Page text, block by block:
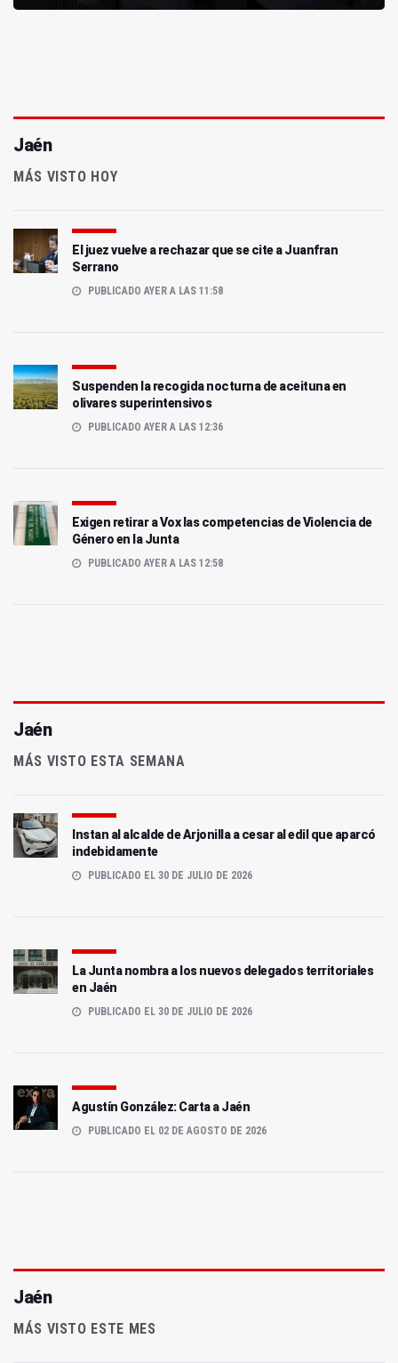
Jaén
MÁS VISTO HOY
El juez vuelve a rechazar que se cite a Juanfran
Serrano
PUBLICADO AYER A LAS 11:58
Suspenden la recogida nocturna de aceituna en
olivares superintensivos
PUBLICADO AYER A LAS 12:36
Exigen retirar a Vox las competencias de Violencia de
Género en la Junta
PUBLICADO AYER A LAS 12:58
Jaén
MÁS VISTO ESTA SEMANA
Instan al alcalde de Arjonilla a cesar al edil que aparcó
indebidamente
PUBLICADO EL 30 DE JULIO DE 2026
La Junta nombra a los nuevos delegados territoriales
en Jaén
PUBLICADO EL 30 DE JULIO DE 2026
Agustín González: Carta a Jaén
PUBLICADO EL 02 DE AGOSTO DE 2026
Jaén
MÁS VISTO ESTE MES